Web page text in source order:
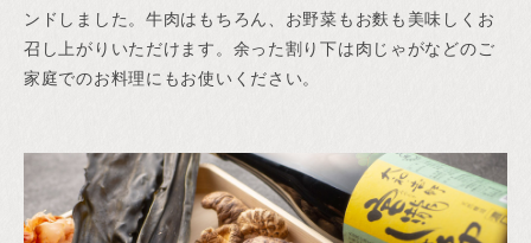
ンドしました。牛肉はもちろん、お野菜もお麩も美味しくお
召し上がりいただけます。余った割り下は肉じゃがなどのご
家庭でのお料理にもお使いください。